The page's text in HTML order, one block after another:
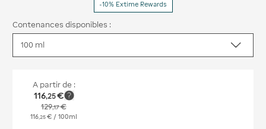
-10% Extime Rewards
Contenances disponibles :
A partir de :
116,25€
129,17€
116 25 € / 100ml